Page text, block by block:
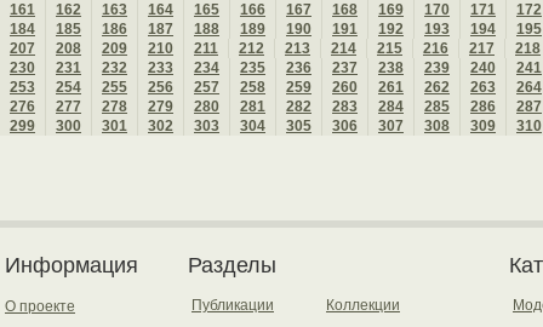
161
162 163 164 165 166 167 168 169 170 171
172
184
185 186 187 188 189 190 191 192 193 194
195
207
208 209 210 211 212 213 214 215 216 217
218
230
231 232 233 234 235 236 237 238 239 240
241
253
254 255 256 257 258 259 260 261 262 263
264
276
277 278 279 280 281 282 283 284 285 286
287
299
300 301 302 303 304 305 306 307 308 309 310
Информация
О проекте
Разделы
Публикации
Коллекции